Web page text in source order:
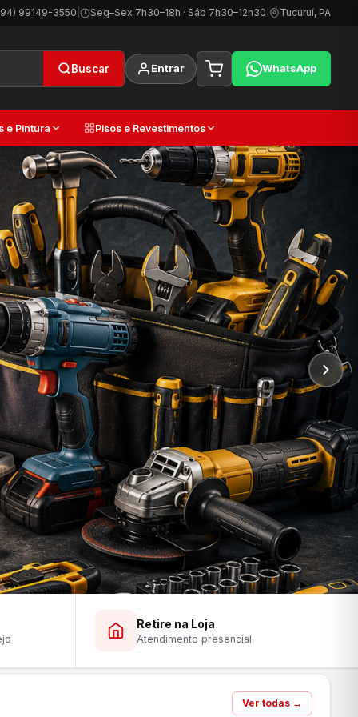
99149-3550 | Seg–Sex 7h30–18h · Sáb 7h30–12h30 Tucuruí, PA
Buscar Entrar WhatsApp
e Pintura Pisos e Revestimentos
Retire na Loja
Atendimento presencial
Ver todas →